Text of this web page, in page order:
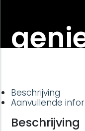
Beschrijving
Aanvullende
Beschrijving